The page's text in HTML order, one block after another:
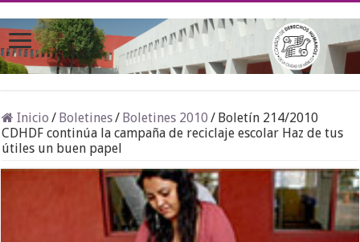
Inicio / Boletines/ Boletines 2010 / Boletín 214/2010
CDHDF continúa la campaña de reciclaje escolar Haz de tus
útiles un buen papel